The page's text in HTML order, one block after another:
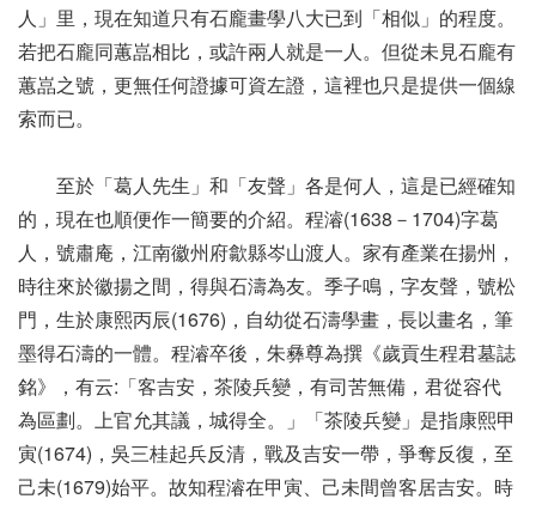
人」里，現在知道只有石龐畫學八大已到「相似」的程度。
若把石龐同蕙嵓相比，或許兩人就是一人。但從未見石龐有
蕙嵓之號，更無任何證據可資左證，這裡也只是提供一個線
索而已。
至於「葛人先生」和「友聲」各是何人，這是已經確知
的，現在也順便作一簡要的介紹。程濬(1638－1704)字葛
人，號肅庵，江南徽州府歙縣岑山渡人。家有產業在揚州，
時往來於徽揚之間，得與石濤為友。季子鳴，字友聲，號松
門，生於康熙丙辰(1676)，自幼從石濤學畫，長以畫名，筆
墨得石濤的一體。程濬卒後，朱彝尊為撰《歲貢生程君墓誌
銘》，有云:「客吉安，茶陵兵變，有司苦無備，君從容代
為區劃。上官允其議，城得全。」「茶陵兵變」是指康熙甲
寅(1674)，吳三桂起兵反清，戰及吉安一帶，爭奪反復，至
己未(1679)始平。故知程濬在甲寅、己未間曾客居吉安。時